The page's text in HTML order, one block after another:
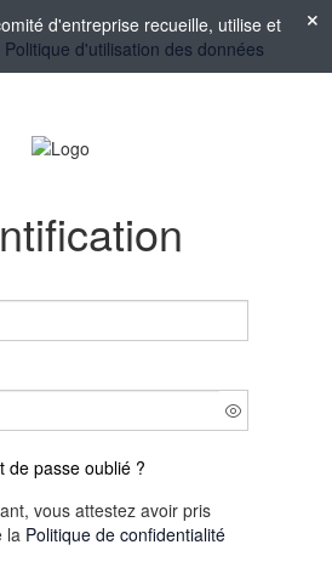
d'entreprise recueille, utilise et
Politique d'utilisation des données
de passe oublié ?
vous attestez avoir pris
la Politique de confidentialité